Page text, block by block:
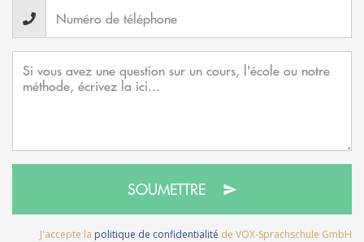
SOUMETTRE
J'accepte la politique de confidentialité de VOX-Sprachschule GmbH